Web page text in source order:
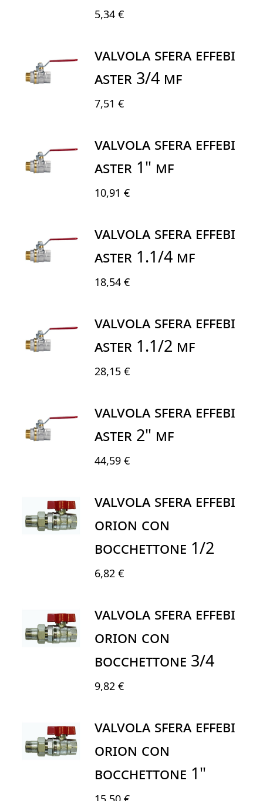
5,34 €
VALVOLA SFERA EFFEBI
ASTER 3/4 MF
7,51 €
VALVOLA SFERA EFFEBI
ASTER 1" MF
10,91 €
VALVOLA SFERA EFFEBI
ASTER 1.1/4 MF
18,54 €
VALVOLA SFERA EFFEBI
ASTER 1.1/2 MF
28,15 €
VALVOLA SFERA EFFEBI
ASTER 2" MF
44,59 €
VALVOLA SFERA EFFEBI
ORION CON
BOCCHETTONE 1/2
6,82 €
VALVOLA SFERA EFFEBI
ORION CON
BOCCHETTONE 3/4
9,82 €
VALVOLA SFERA EFFEBI
ORION CON
BOCCHETTONE 1"